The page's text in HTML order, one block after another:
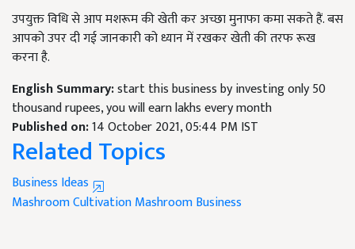
उपयुक्त विधि से आप मशरूम की खेती कर अच्छा मुनाफा कमा सकते हैं. बस
आपको उपर दी गई जानकारी को ध्यान में रखकर खेती की तरफ रूख
करना है.
English Summary:start this business by investing only 50
thousand rupees, you will earn lakhs every month
Published on:14 October 2021, 05:44 PM IST
Related Topics
Business Ideas
Mashroom CultivationMashroom Business